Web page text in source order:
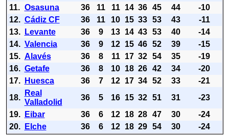
11. Osasuna 36 11 11 14 36 45 44
-10
12. Cádiz CF 36 11 10 15 33 53 43
-11
13.
Levante 36 9 13 14 43 53 40
-14
14. Valencia 36 9 12 15 46 52 39
-15
15. Alavés 36 8 11 17 32 54 35
-19
16. Getafe 36 8 10 18 26 42 34
-20
17.
Huesca 36 7 12 17 34 52 33
-21
18.
Real
Valladolid
36 5 16 15 32 51 31
-23
19.
Eibar 36 6 12 18 28 47 30
-24
20.
Elche 36 6 12 18 29 54 30 -24